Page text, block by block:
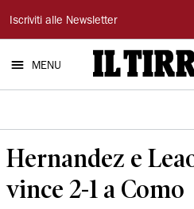
Il
Tirreno
Iscriviti alle Newsletter
MENU
Hernandez e
vince 2-1 a Como